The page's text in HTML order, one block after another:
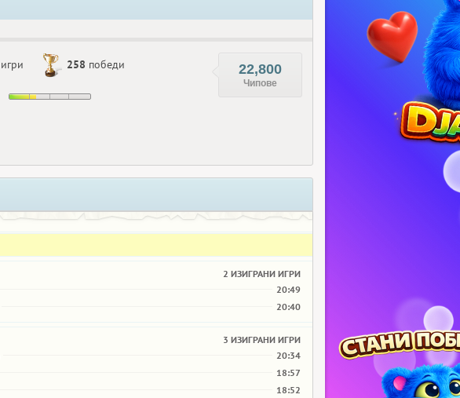
игри 258 победи 22,800
Чипове
2 ИЗИГРАНИ ИГРИ
20:49
20:40
3 ИЗИГРАНИ ИГРИ
20:34
18:57
18:52